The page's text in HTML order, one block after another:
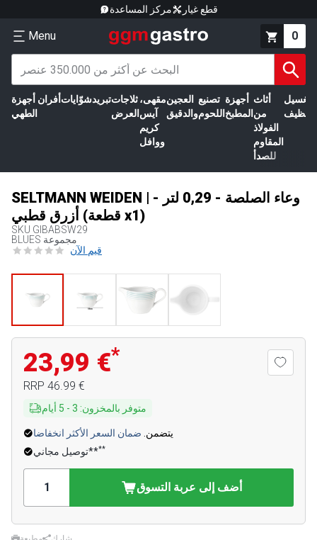
مركز المساعدة قطع غيار
Menu 0
أجهزة
الطهي
أفران شوّاياتتبريدثلاجات
العرض
مقهى،
آيس
كريم
ووافل
العجين
والدقيق
تصنيع
اللحوم
أجهزة
المطبخ
أثاث
من
الفولاذ
المقاوم
للصدأ
الغسيل
SELTMANN WEIDEN | وعاء الصلصة - 0,29 لتر -
أزرق قطبي (قطعة x1)
SKU GIBABSW29
BLUES مجموعة
قيم الآن
23,99 €*
RRP ‏46.99 €
متوفر بالمخزون:
3
-
5 أيام
يتضمن. ضمان السعر الأكثر انخفاضا
توصيل مجاني****
أضف إلى عربة التسوق